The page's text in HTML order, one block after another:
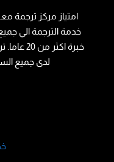
امتياز مركز ترجمة
خبرة
لدى جميع